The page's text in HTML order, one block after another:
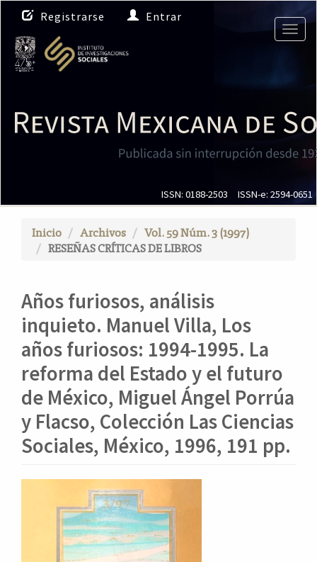
N
a
v
e
g
i
ó
n
c
C
o
n
t
e
n
i
o
p
r
i
Registrarse Entrar
ISSN: 0188-2503 ISSN-e: 2594-0651
Inicio Archivos
Vol. 59 Núm. 3 (1997)
RESEÑAS CRÍTICAS DE LIBROS
Años furiosos, análisis
inquieto. Manuel Villa, Los
años furiosos: 1994-1995. La
reforma del Estado y el futuro
de México, Miguel Ángel Porrúa
y Flacso, Colección Las Ciencias
Sociales, México, 1996, 191 pp.
lateral
artículo